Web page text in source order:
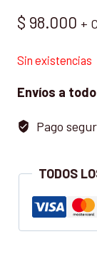
$ 98.000 +
Sin existencias
Envíos a
Pago
TODOS